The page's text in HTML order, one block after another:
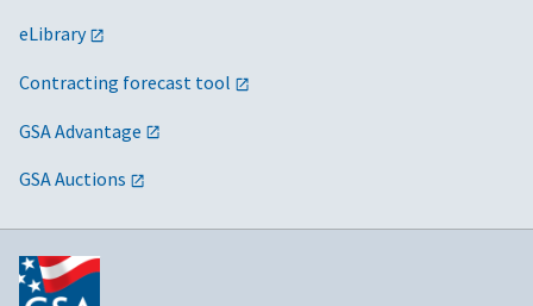
eLibrary
Contracting forecast tool
GSA Advantage
GSA Auctions